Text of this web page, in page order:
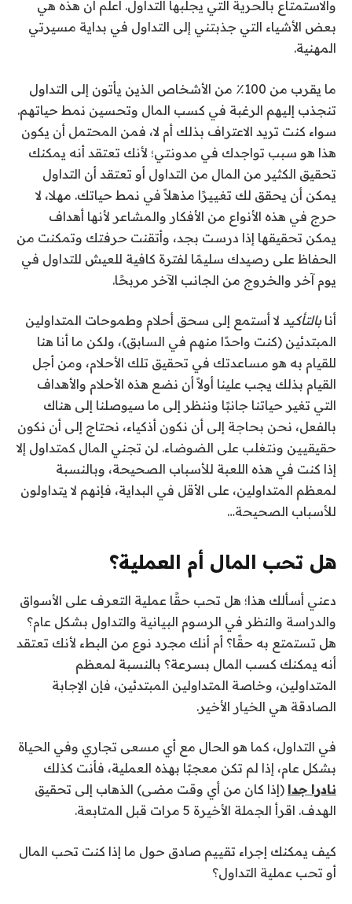
والاستمتاع بالحرية التي يجلبها التداول. أعلم أن هذه هي
بعض الأشياء التي جذبتني إلى التداول في بداية مسيرتي
المهنية.
ما يقرب من 100٪ من الأشخاص الذين يأتون إلى التداول
تنجذب إليهم الرغبة في كسب المال وتحسين نمط حياتهم.
سواء كنت تريد الاعتراف بذلك أم لا، فمن المحتمل أن يكون
هذا هو سبب تواجدك في مدونتي؛ لأنك تعتقد أنه يمكنك
تحقيق الكثير من المال من التداول أو تعتقد أن التداول
يمكن أن يحقق لك تغييرًا مذهلاً في نمط حياتك. مهلا، لا
حرج في هذه الأنواع من الأفكار والمشاعر لأنها أهداف
يمكن تحقيقها إذا درست بجد، وأتقنت حرفتك وتمكنت من
الحفاظ على رصيدك سليمًا لفترة كافية للعيش للتداول في
يوم آخر والخروج من الجانب الآخر مربحًا.
أنابالتأكيد لا أستمع إلى سحق أحلام وطموحات المتداولين
المبتدئين (كنت واحدًا منهم في السابق)، ولكن ما أنا هنا
للقيام به هو مساعدتك في تحقيق تلك الأحلام، ومن أجل
القيام بذلك يجب علينا أولاً أن نضع هذه الأحلام والأهداف
التي تغير حياتنا جانبًا وننظر إلى ما سيوصلنا إلى هناك
بالفعل، نحن بحاجة إلى أن نكون أذكياء، نحتاج إلى أن نكون
حقيقيين ونتغلب على الضوضاء. لن تجني المال كمتداول إلا
إذا كنت في هذه اللعبة للأسباب الصحيحة، وبالنسبة
لمعظم المتداولين، على الأقل في البداية، فإنهم لا يتداولون
للأسباب الصحيحة…
هل تحب المال أم العملية؟
دعني أسألك هذا؛ هل تحب حقًا عملية التعرف على الأسواق
والدراسة والنظر في الرسوم البيانية والتداول بشكل عام؟
هل تستمتع به حقًا؟ أم أنك مجرد نوع من البطء لأنك تعتقد
أنه يمكنك كسب المال بسرعة؟ بالنسبة لمعظم
المتداولين، وخاصة المتداولين المبتدئين، فإن الإجابة
الصادقة هي الخيار الأخير.
في التداول، كما هو الحال مع أي مسعى تجاري وفي الحياة
بشكل عام، إذا لم تكن معجبًا بهذه العملية، فأنت كذلك
نادرا جدا (إذا كان من أي وقت مضى) الذهاب إلى تحقيق
الهدف. اقرأ الجملة الأخيرة 5 مرات قبل المتابعة.
كيف يمكنك إجراء تقييم صادق حول ما إذا كنت تحب المال
أو تحب عملية التداول؟